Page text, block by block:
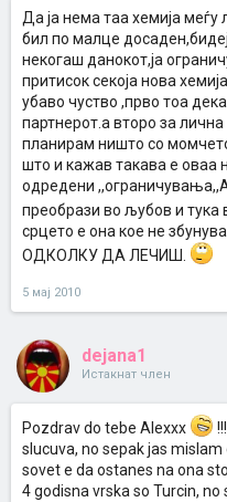
Да ја нема таа хемија
бил по малце
некогаш данокот,ја
притисок секоја нова
убаво чуство ,прво тоа
партнерот.а второ за
планирам ништо со
што и кажав такава е оваа
одредени
преобрази во љубов и тука
срцето е она кое не
ОДКОЛКУ ДА ЛЕЧИШ.
5 мај 2010
dejana1
Истакнат член
Pozdrav do tebe Alexxx
slucuva, no sepak jas
sovet e da ostanes na ona
4 godisna vrska so Turcin,